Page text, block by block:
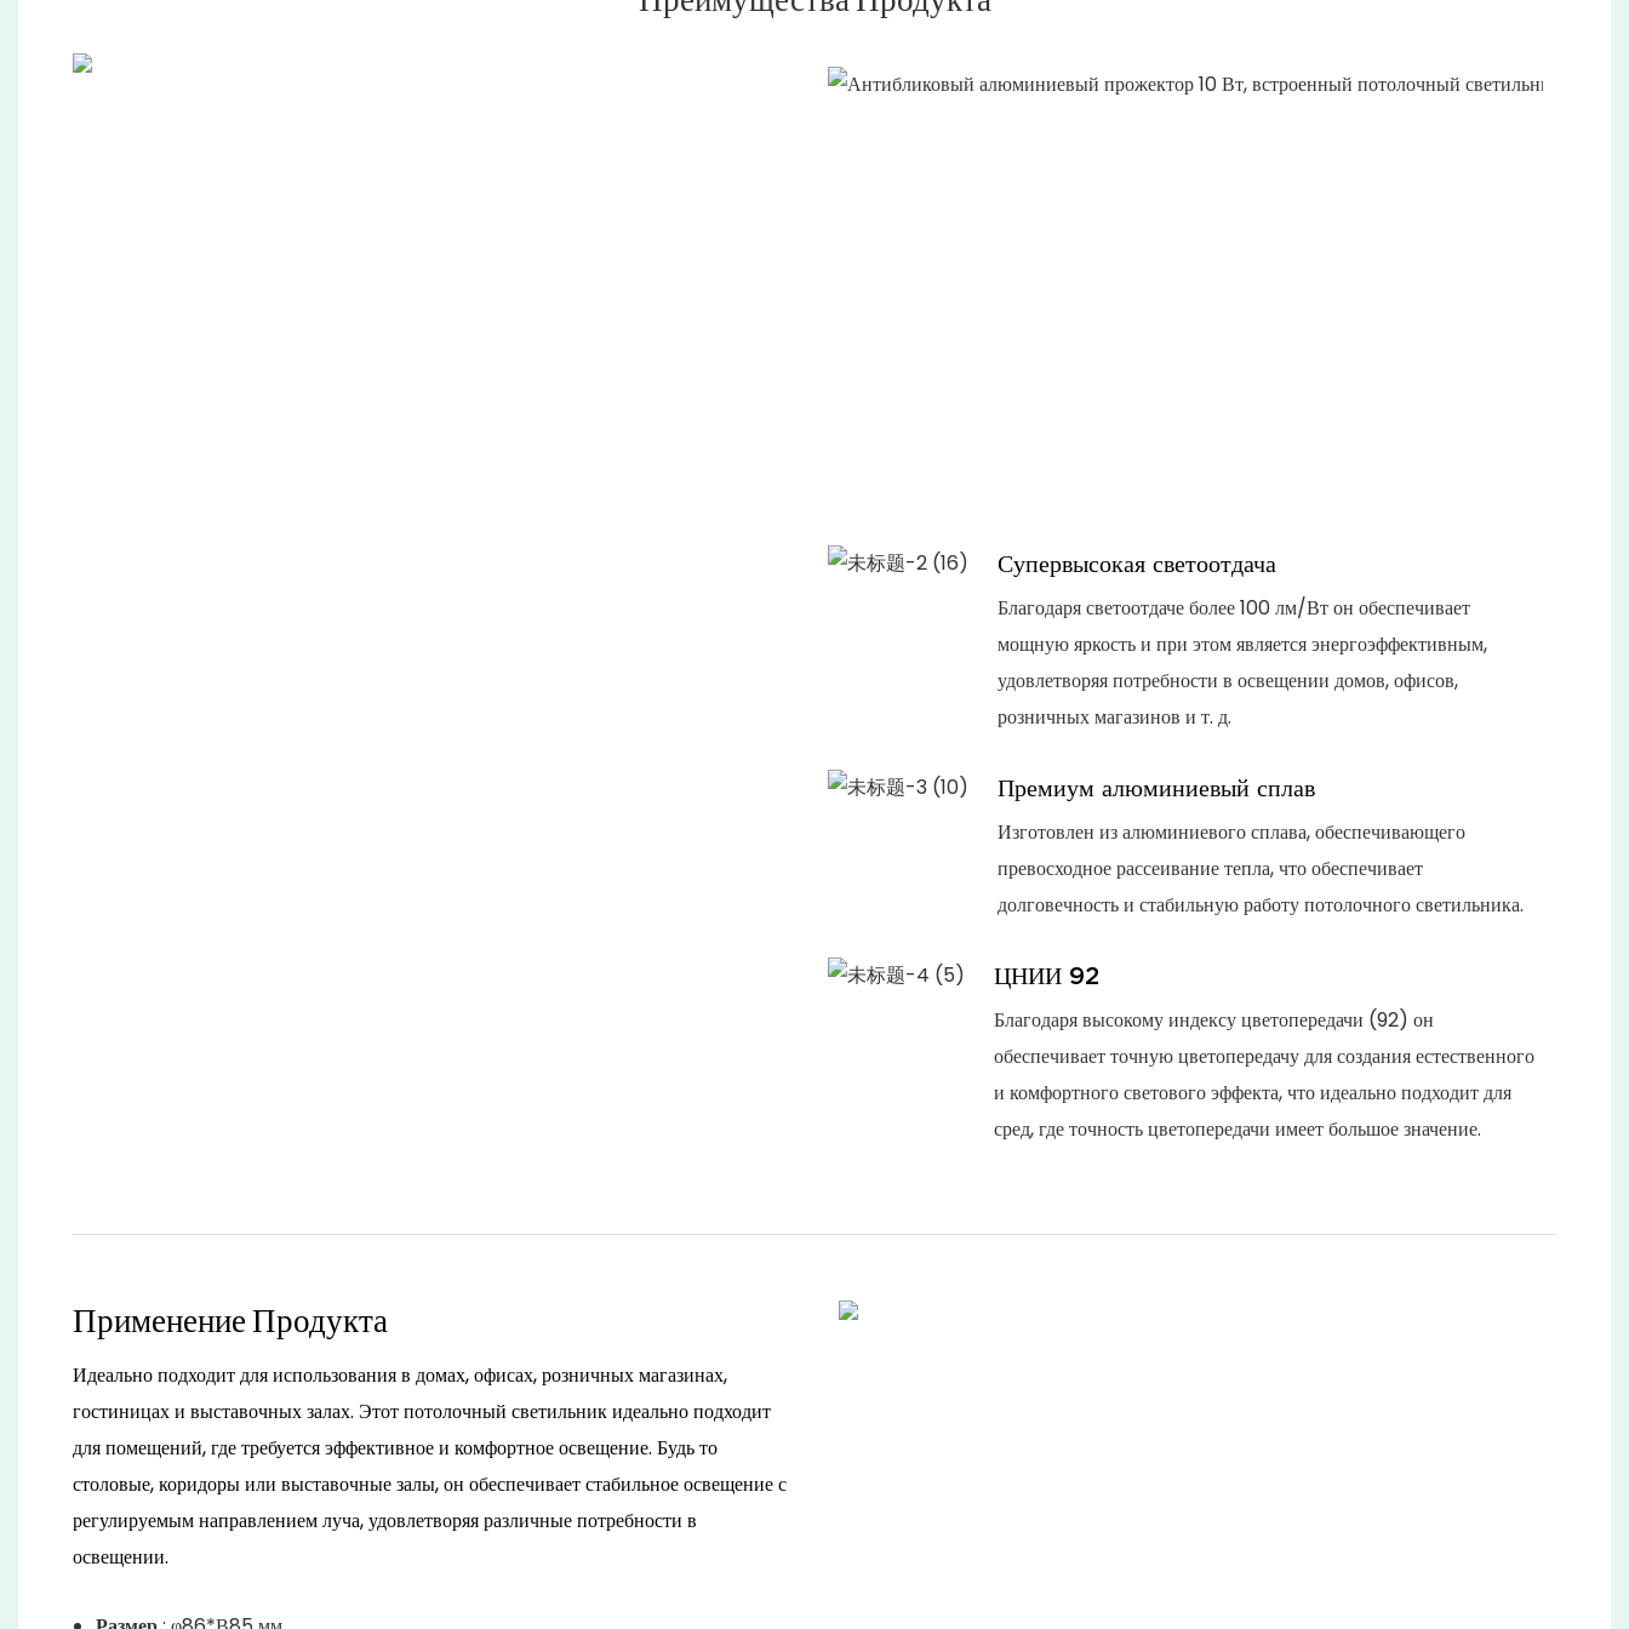
Супервысокая светоотдача
Благодаря светоотдаче более 100 лм/Вт он обеспечивает
мощную яркость и при этом является энергоэффективным,
удовлетворяя потребности в освещении домов, офисов,
розничных магазинов и т. д.
Премиум алюминиевый сплав
Изготовлен из алюминиевого сплава, обеспечивающего
превосходное рассеивание тепла, что обеспечивает
долговечность и стабильную работу потолочного светильника.
ЦНИИ 92
Благодаря высокому индексу цветопередачи (92) он
обеспечивает точную цветопередачу для создания естественного
и комфортного светового эффекта, что идеально подходит для
сред, где точность цветопередачи имеет большое значение.
Применение Продукта
Идеально подходит для использования в домах, офисах, розничных магазинах,
гостиницах и выставочных залах. Этот потолочный светильник идеально подходит
для помещений, где требуется эффективное и комфортное освещение. Будь то
столовые, коридоры или выставочные залы, он обеспечивает стабильное освещение с
регулируемым направлением луча, удовлетворяя различные потребности в
освещении.